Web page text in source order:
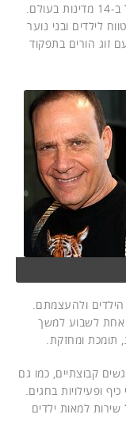
מנטורינג, שנוסד לפני יותר מ-100 שנים ופועל ב-14 מדינות בעולם.
לילדים ובני נוער
עם זוג הורים בתפקוד
הילדים ולהעצמתם.
אחת לשבוע למשך
תומכת ומחזקת.
קבוצתיים, כמו גם
ופעילויות בחגים.
למאות ילדים